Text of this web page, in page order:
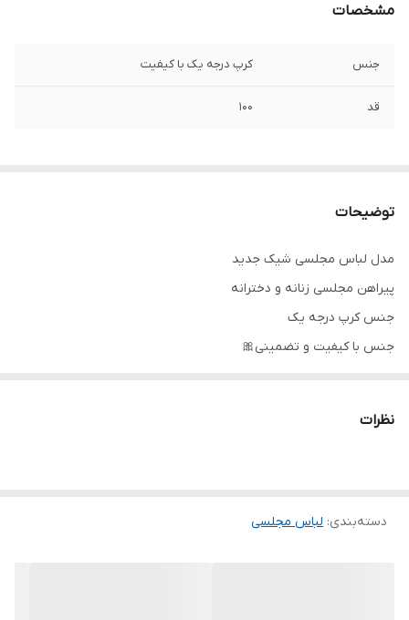
مشخصات
جنس کرپ درجه یک با کیفیت
قد ۱۰۰
توضیحات
مدل لباس مجلسی شیک جدید
پیراهن مجلسی زنانه و دخترانه
جنس کرپ درجه یک
جنس با کیفیت و تضمینی🎀
دوستان عزیز در هنگام انتخاب مدل دقت کنید مشخصات لباس ها زیر
نظرات
دسته‌بندی: لباس مجلسی